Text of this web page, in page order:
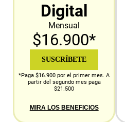
Digital
Mensual
$16.900*
SUSCRÍBETE
*Paga $16.900 por el primer mes. A
partir del segundo mes paga
$21.500
MIRA LOS BENEFICIOS